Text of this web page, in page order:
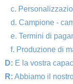
c.
d. Campione -
e. Termini di
f. Produzione di
D: E la vostra
R: Abbiamo il